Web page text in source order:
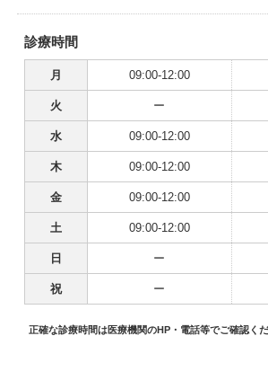
診療時間
月 09:00-12:00
火 ー
水 09:00-12:00
木 09:00-12:00
金 09:00-12:00
土 09:00-12:00
日 ー
祝 ー
正確な診療時間は医療機関のHP・電話等でご確認く